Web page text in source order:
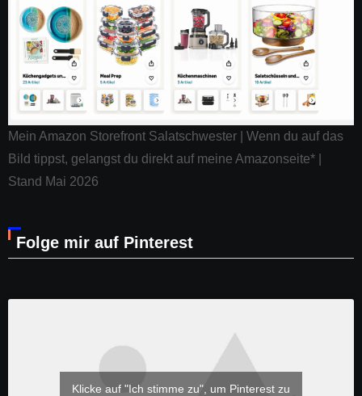
Mein Amazon Storefront Salatschwester | Wenn du auf das
Bild tippst, gelangst du direkt auf meine Amazonseite* |
Stand Mai 2026
Folge mir auf Pinterest
Klicke auf "Ich stimme zu", um Pinterest zu